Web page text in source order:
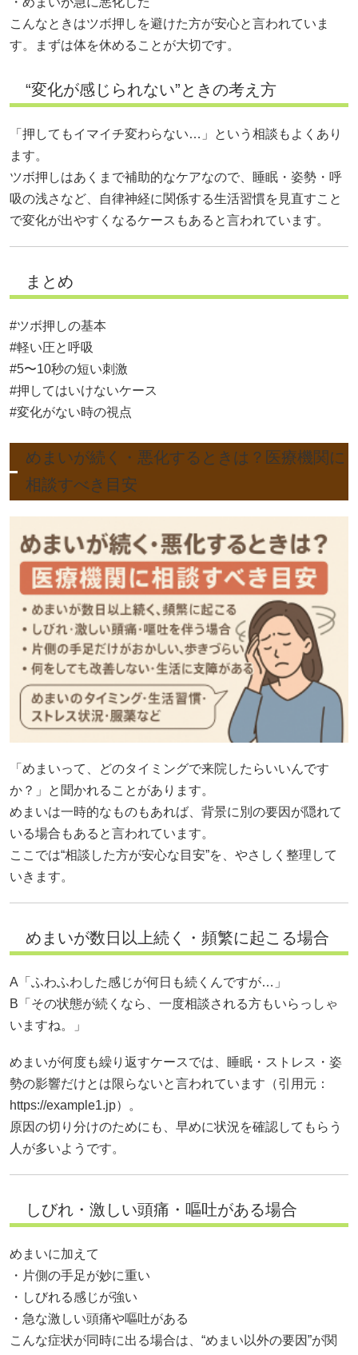
こんなときはツボ押しを避けた方が安心と言われていま
す。まずは体を休めることが大切です。
“変化が感じられない”ときの考え方
「押してもイマイチ変わらない…」という相談もよくあり
ます。
ツボ押しはあくまで補助的なケアなので、睡眠・姿勢・呼
吸の浅さなど、自律神経に関係する生活習慣を見直すこと
で変化が出やすくなるケースもあると言われています。
まとめ
#ツボ押しの基本
#軽い圧と呼吸
#5〜10秒の短い刺激
#押してはいけないケース
#変化がない時の視点
めまいが続く・悪化するときは？医療機関に
相談すべき目安
「めまいって、どのタイミングで来院したらいいんです
か？」と聞かれることがあります。
めまいは一時的なものもあれば、背景に別の要因が隠れて
いる場合もあると言われています。
ここでは“相談した方が安心な目安”を、やさしく整理して
いきます。
めまいが数日以上続く・頻繁に起こる場合
A「ふわふわした感じが何日も続くんですが…」
B「その状態が続くなら、一度相談される方もいらっしゃ
いますね。」
めまいが何度も繰り返すケースでは、睡眠・ストレス・姿
勢の影響だけとは限らないと言われています（引用元：
https://example1.jp）。
原因の切り分けのためにも、早めに状況を確認してもらう
人が多いようです。
しびれ・激しい頭痛・嘔吐がある場合
めまいに加えて
・片側の手足が妙に重い
・しびれる感じが強い
・急な激しい頭痛や嘔吐がある
こんな症状が同時に出る場合は、“めまい以外の要因”が関